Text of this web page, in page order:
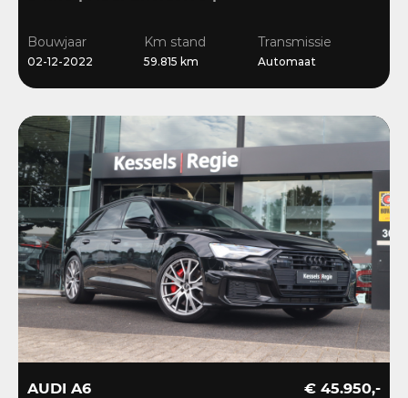
| Blis | CarPlay
Bouwjaar
02-12-2022
Km stand
59.815 km
Transmissie
Automaat
AUDI A6
€ 45.950,-